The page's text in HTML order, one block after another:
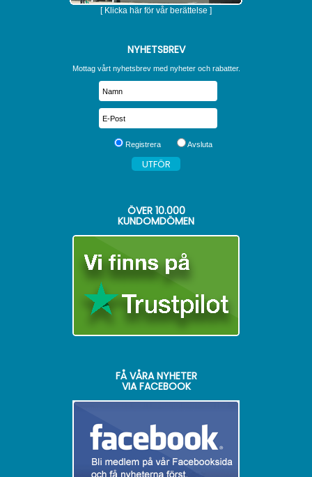
[ Klicka här för vår berättelse ]
NYHETSBREV
Mottag vårt nyhetsbrev med nyheter och rabatter.
Registrera Avsluta
ÖVER 10.000
KUNDOMDÖMEN
FÅ VÅRA NYHETER
VIA FACEBOOK